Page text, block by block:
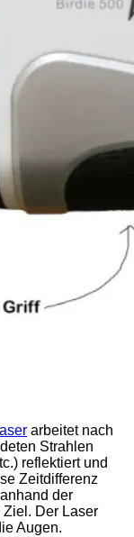
im Warenkorb.
arbeitet nach
Strahlen
reflektiert und
Zeitdifferenz
der
Der Laser
Augen.